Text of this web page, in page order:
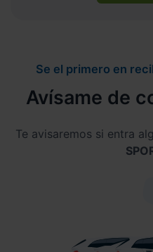
Se el primero en
Avísame de
Te avisaremos si entra